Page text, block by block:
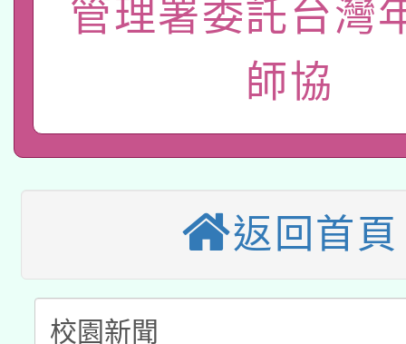
用水績優單位及節水達
開 智慧啟航」
2026年桃園地景藝術
本校115學年度第2次
招甄選結果公告(無人
招)
適應運動共學行動站研
本館辦理115年度閱讀
暨閱讀推動專業研習
科技賦能─人工智慧
礎課程
A3數位素養講師名單
「數位內容與教學軟體
管理署委託台灣
師協
返回首頁